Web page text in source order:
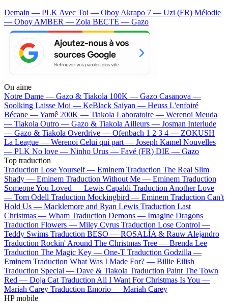
Demain — PLK Avec Toi — Oboy Akrapo 7 — Uzi (FR) Mélodie
— Oboy AMBER — Zola BECTE — Gazo
On aime
Notre Dame — Gazo & Tiakola 100K — Gazo Casanova —
Soolking Laisse Moi — KeBlack Saiyan — Heuss L'enfoiré
Bécane —Yamê 200K — Tiakola Laboratoire — Werenoi Meuda
— Tiakola Outro — Gazo & Tiakola Ailleurs — Josman Interlude
— Gazo & Tiakola Overdrive — Ofenbach 1 2 3 4 — ZOKUSH
La League — Werenoi Celui qui part — Joseph Kamel Nouvelles
— PLK No love — Ninho Urus — Favé (FR) DIE — Gazo
Top traduction
Traduction Lose Yourself — Eminem Traduction The Real Slim
Shady — Eminem Traduction Without Me — Eminem Traduction
Someone You Loved — Lewis Capaldi Traduction Another Love
— Tom Odell Traduction Mockingbird — Eminem Traduction Can't
Hold Us — Macklemore and Ryan Lewis Traduction Last
Christmas — Wham Traduction Demons — Imagine Dragons
Traduction Flowers — Miley Cyrus Traduction Lose Control —
Teddy Swims Traduction BESO — ROSALÍA & Rauw Alejandro
Traduction Rockin' Around The Christmas Tree — Brenda Lee
Traduction The Magic Key — One-T Traduction Godzilla —
Eminem Traduction What Was I Made For? — Billie Eilish
Traduction Special — Dave & Tiakola Traduction Paint The Town
Red — Doja Cat Traduction All I Want For Christmas Is You —
Mariah Carey Traduction Emorio — Mariah Carey
HP mobile